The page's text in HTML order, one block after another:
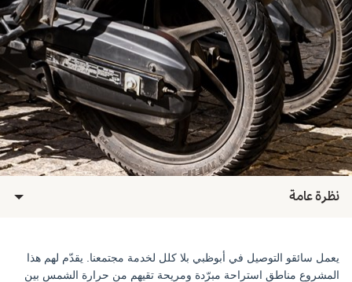
نظرة عامة
يعمل سائقو التوصيل في أبوظبي بلا كلل لخدمة مجتمعنا يقدّم لهم هذا
المشروع مناطق استراحة مبرّدة ومريحة تقيهم من حرارة الشمس بين